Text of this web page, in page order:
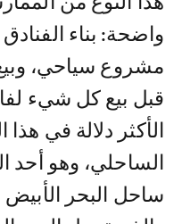
واضحة: بناء الفنادق
مشروع سياحي،
قبل بيع كل شيء
الأكثر دلالة في
الساحلي، وهو أحد
ساحل البحر